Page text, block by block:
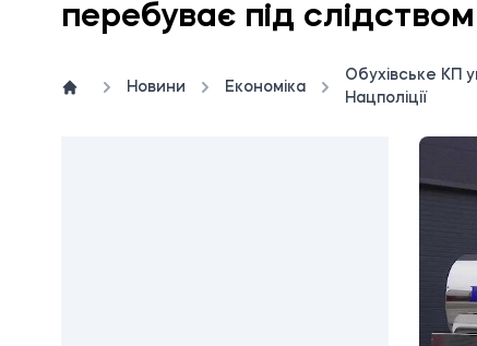
перебуває під слідством
Новини Економіка
Обухівське КП
Нацполіції